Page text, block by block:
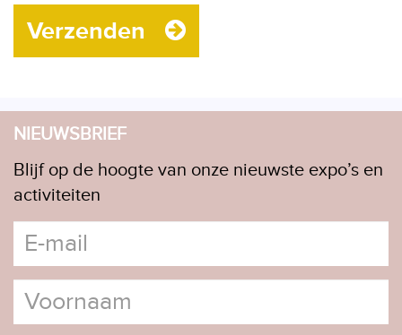
Verzenden
NIEUWSBRIEF
Blijf op de hoogte van onze nieuwste expo’s en
activiteiten